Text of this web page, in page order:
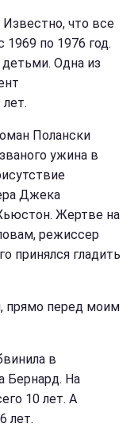
что все
по 1976 год.
Одна из
Полански
ужина в
Джека
Жертве на
режиссер
принялся гладить
прямо перед моим
в
Бернард. На
10 лет. А
лет.